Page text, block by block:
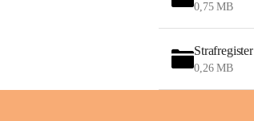
0,75 MB
Strafregister
0,26 MB